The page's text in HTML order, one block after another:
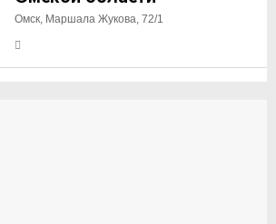
Омск, Маршала Жукова, 72/1